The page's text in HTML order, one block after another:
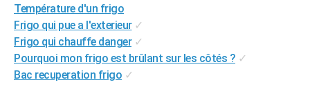
Alimentation
Guide de la santé
Maladies
Médicaments
Sommeil
VOYAGE
Destinations
City break
Voyage nature
Voyage de noces
Forum
Climat
PHOTO
GUIDES D'ACHAT
Température d'un frigo
Frigo qui pue a l'exterieur ✓
Frigo qui chauffe danger ✓
Pourquoi mon frigo est brûlant sur les côtés ? ✓
Bac recuperation frigo ✓